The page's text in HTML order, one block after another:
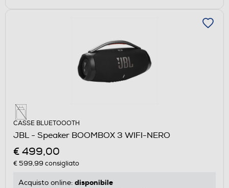
CASSE BLUETOOOTH
JBL - Speaker BOOMBOX 3 WIFI-NERO
€ 499,00
€ 599,99 consigliato
Acquisto online: disponibile